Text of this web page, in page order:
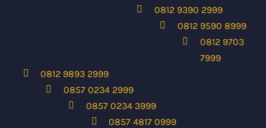
0812 9390 2999
0812 9590 8999
0812 9703
7999
0812 9893 2999
0857 0234 2999
0857 0234 3999
0857 4817 0999